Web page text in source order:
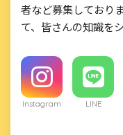
者など募集しており
て、皆さんの知識を
Instagram LINE